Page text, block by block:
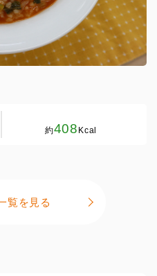
約408 Kcal
覧を見る